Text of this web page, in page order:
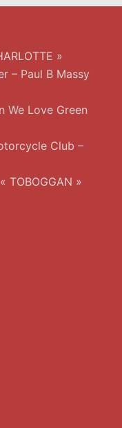
»
– Paul B Massy
We Love Green
Club –
TOBOGGAN »